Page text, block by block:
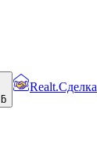
Realt.Сделка